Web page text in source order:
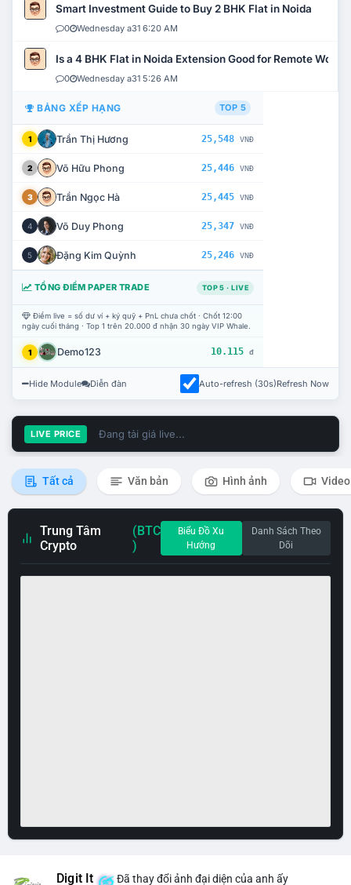
Smart Investment Guide to Buy 2 BHK Flat in Noida
0 Wednesday a31 6:20 AM
Is a 4 BHK Flat in Noida Extension Good for Remote Work?
0 Wednesday a31 5:26 AM
BẢNG XẾP HẠNG TOP 5
1 Trần Thị Hương 25,548 VNĐ
2 Võ Hữu Phong 25,446 VNĐ
3 Trần Ngọc Hà 25,445 VNĐ
4 Võ Duy Phong 25,347 VNĐ
5 Đặng Kim Quỳnh 25,246 VNĐ
TỔNG ĐIỂM PAPER TRADE TOP 5 · LIVE
Điểm live = số dư ví + ký quỹ + PnL chưa chốt · Chốt 12:00
ngày cuối tháng · Top 1 trên 20.000 đ nhận 30 ngày VIP Whale.
1 Demo123 10.115 đ
Hide Module Diễn đàn Auto-refresh (30s)Refresh Now
LIVE PRICE Đang tải giá live...
Tất cả Văn bản Hình ảnh Video
Trung Tâm
Crypto
(BTC
)
Biểu Đồ Xu
Hướng
Danh Sách Theo
Dõi
Digit It Đã thay đổi ảnh đại diện của anh ấy